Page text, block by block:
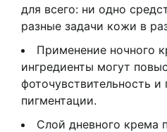
для всего: ни одно
разные задачи кожи в
Применение ночного
ингредиенты могут
фоточувствительность и
пигментации.
Слой дневного крема